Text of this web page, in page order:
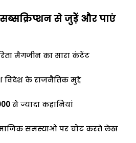
सब्सक्रिप्शन से जुड़ेें और पाएं
मैगजीन का सारा कंटेंट
विदेश के राजनैतिक मुद्दे
से ज्यादा कहानियां
समस्याओं पर चोट करते लेख